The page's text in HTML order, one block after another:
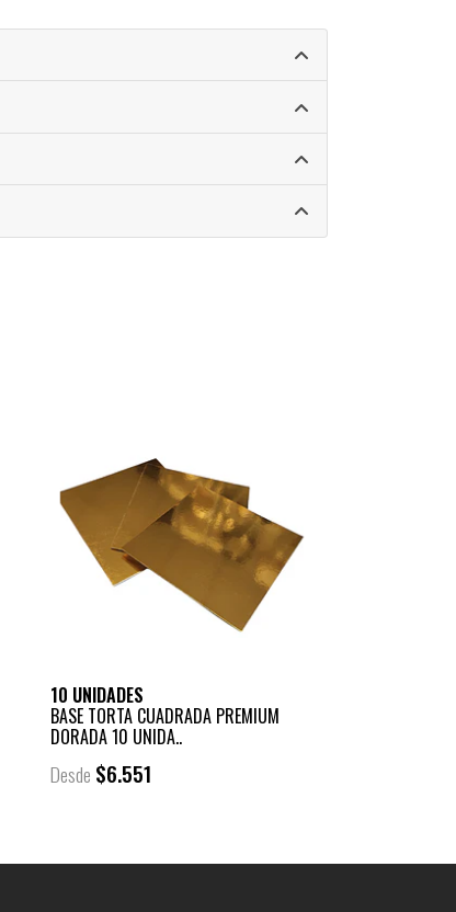
10 UNIDADES
BASE TORTA CUADRADA PREMIUM
DORADA 10 UNIDA..
Desde $6.551